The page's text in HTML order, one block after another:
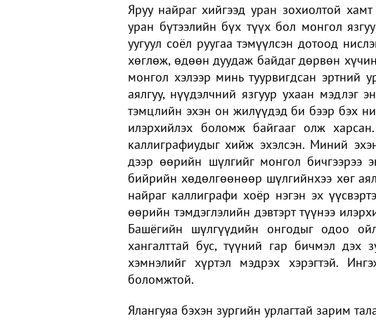
Яруу найраг хийгээд уран зохиолтой
уран бүтээлийн бүх түүх бол монгол
уугуул соёл руугаа тэмүүлсэн дотоод
хөглөж, өдөөн дуудаж байдаг дөрвөн
монгол хэлээр минь туурвигдсан эртний
аялгуу, нүүдэлчний язгуур ухаан
тэмцлийн эхэн он жилүүдэд би бээр бэх
илэрхийлэх боломж байгааг олж
каллиграфиудыг хийж эхэлсэн. Миний
дээр өөрийн шүлгийг монгол бичгээрээ
бийрийн хөдөлгөөнөөр шүлгийнхээ хөг
найраг каллиграфи хоёр нэгэн эх
өөрийн тэмдэглэлийн дэвтэрт түүнээ
Башёгийн шүлгүүдийн онгодыг одоо
хангалттай бус, түүний гар бичмэл дэх
хэмнэлийг хүртэл мэдрэх хэрэгтэй.
боломжтой.
Ялангуяа бэхэн зургийн урлагтай зарим